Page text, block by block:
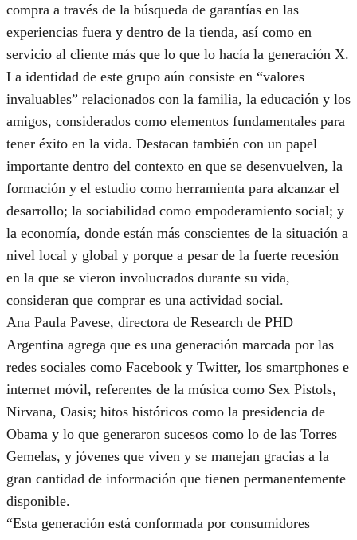
compra a través de la búsqueda de garantías en las
experiencias fuera y dentro de la tienda, así como en
servicio al cliente más que lo que lo hacía la generación X.
La identidad de este grupo aún consiste en “valores
invaluables” relacionados con la familia, la educación y los
amigos, considerados como elementos fundamentales para
tener éxito en la vida. Destacan también con un papel
importante dentro del contexto en que se desenvuelven, la
formación y el estudio como herramienta para alcanzar el
desarrollo; la sociabilidad como empoderamiento social; y
la economía, donde están más conscientes de la situación a
nivel local y global y porque a pesar de la fuerte recesión
en la que se vieron involucrados durante su vida,
consideran que comprar es una actividad social.
Ana Paula Pavese, directora de Research de PHD
Argentina agrega que es una generación marcada por las
redes sociales como Facebook y Twitter, los smartphones e
internet móvil, referentes de la música como Sex Pistols,
Nirvana, Oasis; hitos históricos como la presidencia de
Obama y lo que generaron sucesos como lo de las Torres
Gemelas, y jóvenes que viven y se manejan gracias a la
gran cantidad de información que tienen permanentemente
disponible.
“Esta generación está conformada por consumidores